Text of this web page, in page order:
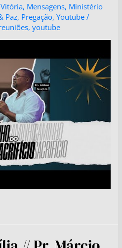
, Mensagens, Ministério
Paz, Pregação,Youtube /
,youtube